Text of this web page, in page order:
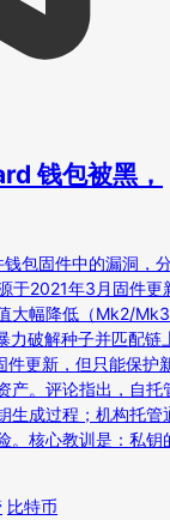
钱包被黑，
包固件中的漏洞，
于2021年3月固件更
大幅降低（Mk2/Mk3
力破解种子并匹配链
件更新，但只能保护
产。评论指出，自托
生成过程；机构托管
。核心教训是：私钥
比特币